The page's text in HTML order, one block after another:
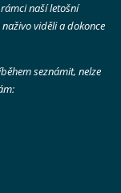
naší letošní
viděli a dokonce
seznámit, nelze